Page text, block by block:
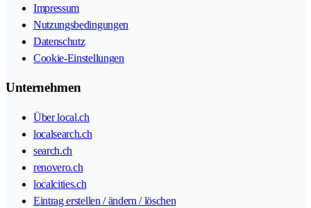
Impressum
Nutzungsbedingungen
Datenschutz
Cookie-Einstellungen
Unternehmen
Über local.ch
localsearch.ch
search.ch
renovero.ch
localcities.ch
Eintrag erstellen / ändern / löschen